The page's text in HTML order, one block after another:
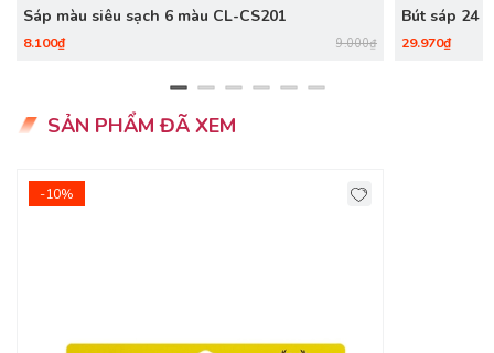
Sáp màu siêu sạch 6 màu CL-CS201
8.100₫ 9.000₫
Bút sáp 24
29.970₫
SẢN PHẨM ĐÃ XEM
-10%